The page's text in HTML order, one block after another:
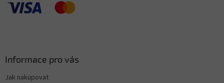
Informace pro vás
Jak nakupovat